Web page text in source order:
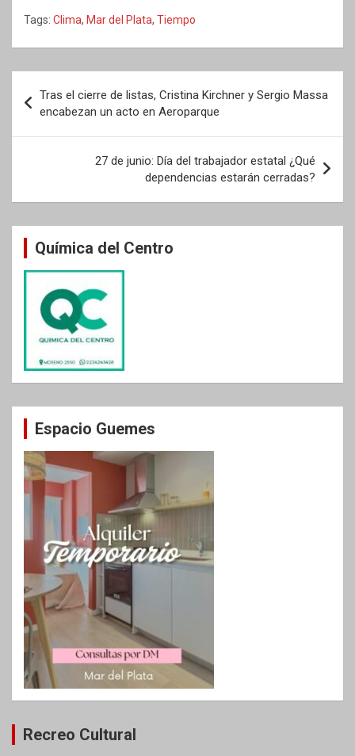
Tags: Clima, Mar del Plata, Tiempo
de
entradas
Tras el cierre de listas, Cristina Kirchner y Sergio Massa
encabezan un acto en Aeroparque
27 de junio: Día del trabajador estatal ¿Qué
dependencias estarán cerradas?
Química del Centro
Espacio Guemes
Recreo Cultural